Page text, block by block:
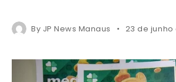
By JP News Manaus 23 de junho